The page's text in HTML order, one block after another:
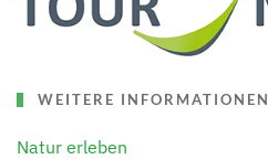
WEITERE INFORMATIONEN
Natur erleben